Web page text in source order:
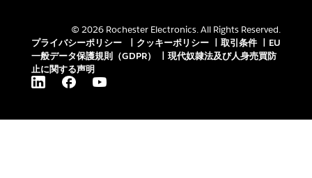
© 2026 Rochester Electronics. All Rights Reserved.
プライバシーポリシー
クッキーポリシー 取引条件
EU
一般データ保護規則（GDPR）
現代奴隷法及び人身売買防
止に関する声明